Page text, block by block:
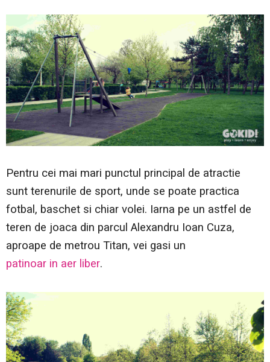
Pentru cei mai mari punctul principal de atractie
sunt terenurile de sport, unde se poate practica
fotbal, baschet si chiar volei. Iarna pe un astfel de
teren de joaca din parcul Alexandru Ioan Cuza,
aproape de metrou Titan, vei gasi un
patinoar in aer liber.